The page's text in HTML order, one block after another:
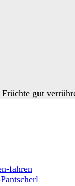
gut
fahren